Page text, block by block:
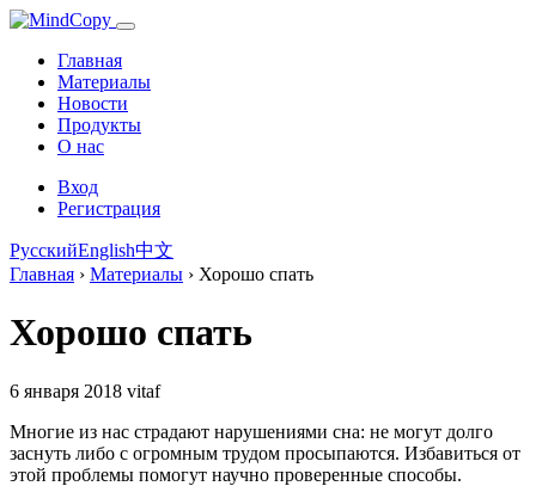
Главная
Материалы
Новости
Продукты
О нас
Вход
Регистрация
РусскийEnglish中文
Главная › Материалы › Хорошо спать
Хорошо спать
6 января 2018 vitaf
Многие из нас страдают нарушениями сна: не могут долго
заснуть либо с огромным трудом просыпаются. Избавиться от
этой проблемы помогут научно проверенные способы.